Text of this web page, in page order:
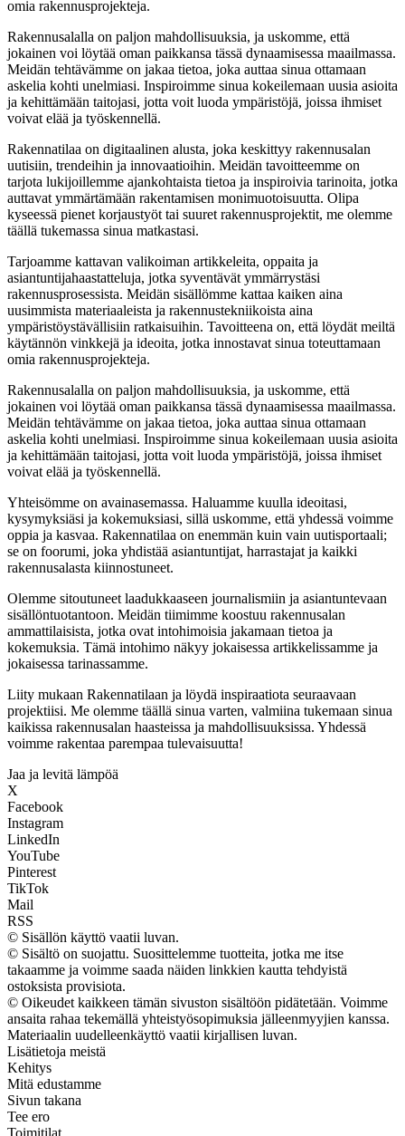
omia rakennusprojekteja.
Rakennusalalla on paljon mahdollisuuksia, ja uskomme, että
jokainen voi löytää oman paikkansa tässä dynaamisessa maailmassa.
Meidän tehtävämme on jakaa tietoa, joka auttaa sinua ottamaan
askelia kohti unelmiasi. Inspiroimme sinua kokeilemaan uusia asioita
ja kehittämään taitojasi, jotta voit luoda ympäristöjä, joissa ihmiset
voivat elää ja työskennellä.
Rakennatilaa on digitaalinen alusta, joka keskittyy rakennusalan
uutisiin, trendeihin ja innovaatioihin. Meidän tavoitteemme on
tarjota lukijoillemme ajankohtaista tietoa ja inspiroivia tarinoita, jotka
auttavat ymmärtämään rakentamisen monimuotoisuutta. Olipa
kyseessä pienet korjaustyöt tai suuret rakennusprojektit, me olemme
täällä tukemassa sinua matkastasi.
Tarjoamme kattavan valikoiman artikkeleita, oppaita ja
asiantuntijahaastatteluja, jotka syventävät ymmärrystäsi
rakennusprosessista. Meidän sisällömme kattaa kaiken aina
uusimmista materiaaleista ja rakennustekniikoista aina
ympäristöystävällisiin ratkaisuihin. Tavoitteena on, että löydät meiltä
käytännön vinkkejä ja ideoita, jotka innostavat sinua toteuttamaan
omia rakennusprojekteja.
Rakennusalalla on paljon mahdollisuuksia, ja uskomme, että
jokainen voi löytää oman paikkansa tässä dynaamisessa maailmassa.
Meidän tehtävämme on jakaa tietoa, joka auttaa sinua ottamaan
askelia kohti unelmiasi. Inspiroimme sinua kokeilemaan uusia asioita
ja kehittämään taitojasi, jotta voit luoda ympäristöjä, joissa ihmiset
voivat elää ja työskennellä.
Yhteisömme on avainasemassa. Haluamme kuulla ideoitasi,
kysymyksiäsi ja kokemuksiasi, sillä uskomme, että yhdessä voimme
oppia ja kasvaa. Rakennatilaa on enemmän kuin vain uutisportaali;
se on foorumi, joka yhdistää asiantuntijat, harrastajat ja kaikki
rakennusalasta kiinnostuneet.
Olemme sitoutuneet laadukkaaseen journalismiin ja asiantuntevaan
sisällöntuotantoon. Meidän tiimimme koostuu rakennusalan
ammattilaisista, jotka ovat intohimoisia jakamaan tietoa ja
kokemuksia. Tämä intohimo näkyy jokaisessa artikkelissamme ja
jokaisessa tarinassamme.
Liity mukaan Rakennatilaan ja löydä inspiraatiota seuraavaan
projektiisi. Me olemme täällä sinua varten, valmiina tukemaan sinua
kaikissa rakennusalan haasteissa ja mahdollisuuksissa. Yhdessä
voimme rakentaa parempaa tulevaisuutta!
Jaa ja levitä lämpöä
X
Facebook
Instagram
LinkedIn
YouTube
Pinterest
TikTok
Mail
RSS
© Sisällön käyttö vaatii luvan.
© Sisältö on suojattu. Suosittelemme tuotteita, jotka me itse
takaamme ja voimme saada näiden linkkien kautta tehdyistä
ostoksista provisiota.
© Oikeudet kaikkeen tämän sivuston sisältöön pidätetään. Voimme
ansaita rahaa tekemällä yhteistyösopimuksia jälleenmyyjien kanssa.
Materiaalin uudelleenkäyttö vaatii kirjallisen luvan.
Lisätietoja meistä
Kehitys
Mitä edustamme
Sivun takana
Tee ero
Toimitilat